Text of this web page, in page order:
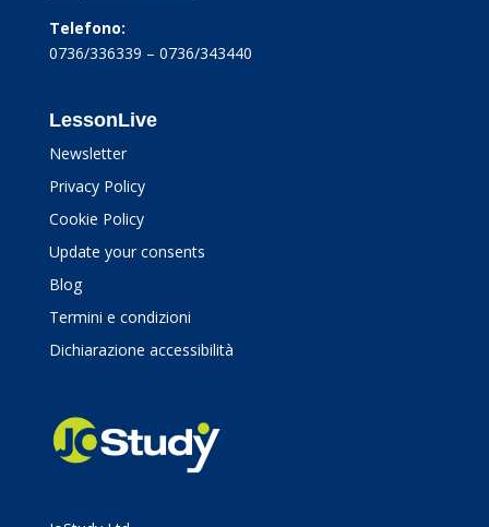
Telefono:
0736/336339 – 0736/343440
LessonLive
Newsletter
Privacy Policy
Cookie Policy
Update your consents
Blog
Termini e condizioni
Dichiarazione accessibilità